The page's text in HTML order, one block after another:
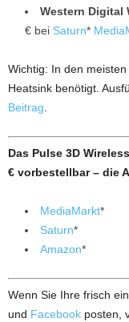
Western Digital
€ bei Saturn*
Wichtig: In den
Heatsink benötigt.
Beitrag.
Das Pulse 3D
€ vorbestellbar – die
MediaMarkt*
Saturn*
Amazon*
Wenn Sie Ihre frisch
und Facebook posten,